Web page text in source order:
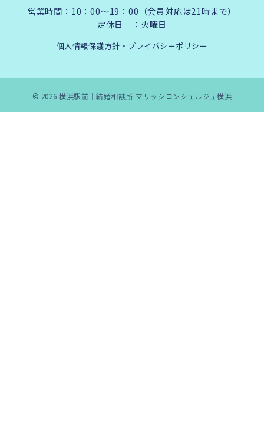
営業時間：10：00～19：00（会員対応は21時まで）
定休日 ：火曜日
個人情報保護方針・プライバシーポリシー
© 2026横浜駅前｜結婚相談所 マリッジコンシェルジュ横浜